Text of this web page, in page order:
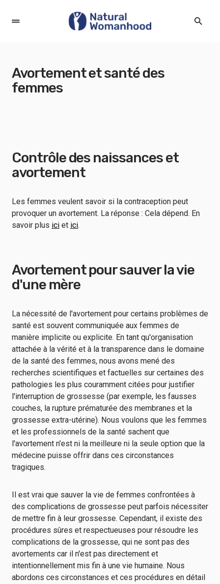
Avortement et santé des
femmes
Contrôle des naissances et
avortement
Les femmes veulent savoir si la contraception peut
provoquer un avortement. La réponse : Cela dépend. En
savoir plus ici et ici.
Avortement pour sauver la vie
d'une mère
La nécessité de l'avortement pour certains problèmes de
santé est souvent communiquée aux femmes de
manière implicite ou explicite. En tant qu'organisation
attachée à la vérité et à la transparence dans le domaine
de la santé des femmes, nous avons mené des
recherches scientifiques et factuelles sur certaines des
pathologies les plus couramment citées pour justifier
l'interruption de grossesse (par exemple, les fausses
couches, la rupture prématurée des membranes et la
grossesse extra-utérine). Nous voulons que les femmes
et les professionnels de la santé sachent que
l'avortement n'est ni la meilleure ni la seule option que la
médecine puisse offrir dans ces circonstances
tragiques.
Il est vrai que sauver la vie de femmes confrontées à
des complications de grossesse peut parfois nécessiter
de mettre fin à leur grossesse. Cependant, il existe des
procédures sûres et respectueuses pour résoudre les
complications de la grossesse, qui ne sont pas des
avortements car il n'est pas directement et
intentionnellement mis fin à une vie humaine. Nous
abordons ces circonstances et ces procédures en détail